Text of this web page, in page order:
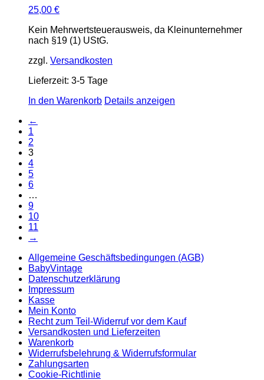
25,00 €
Kein Mehrwertsteuerausweis, da Kleinunternehmer
nach §19 (1) UStG.
zzgl. Versandkosten
Lieferzeit: 3-5 Tage
In den Warenkorb Details anzeigen
←
1
2
3
4
5
6
…
9
10
11
→
Allgemeine Geschäftsbedingungen (AGB)
BabyVintage
Datenschutzerklärung
Impressum
Kasse
Mein Konto
Recht zum Teil-Widerruf vor dem Kauf
Versandkosten und Lieferzeiten
Warenkorb
Widerrufsbelehrung & Widerrufsformular
Zahlungsarten
Cookie-Richtlinie